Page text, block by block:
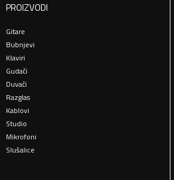
PROIZVODI
Gitare
Bubnjevi
Klaviri
Gudači
Duvači
Razglas
Kablovi
Studio
Mikrofoni
Slušalice